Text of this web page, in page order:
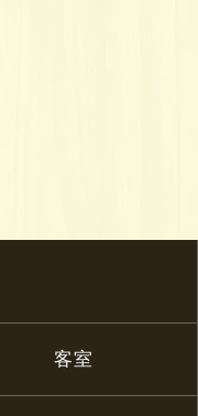
客室